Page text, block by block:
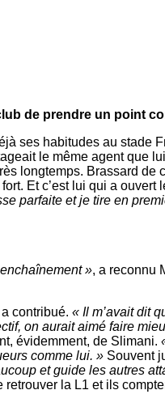
de prendre un point
ses habitudes au stade
le même agent que
longtemps. Brassard de
Et c’est lui qui a ouvert
parfaite et je tire en
», a reconnu
contribué. « Il m’avait dit
on aurait aimé faire
évidemment, de Slimani.
comme lui. » Souvent
et guide les autres
la L1 et ils